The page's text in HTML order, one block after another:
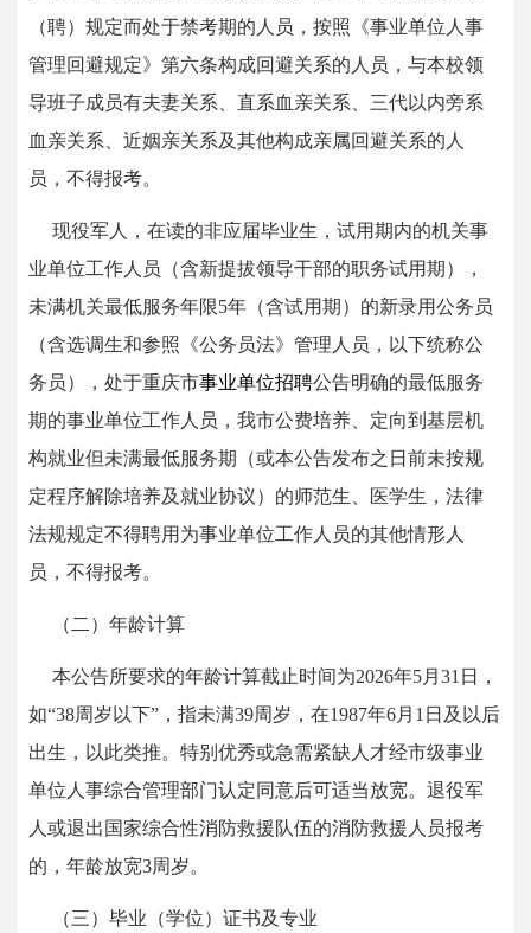
（聘）规定而处于禁考期的人员，按照《事业单位人事
管理回避规定》第六条构成回避关系的人员，与本校领
导班子成员有夫妻关系、直系血亲关系、三代以内旁系
血亲关系、近姻亲关系及其他构成亲属回避关系的人
员，不得报考。
现役军人，在读的非应届毕业生，试用期内的机关事
业单位工作人员（含新提拔领导干部的职务试用期），
未满机关最低服务年限5年（含试用期）的新录用公务员
（含选调生和参照《公务员法》管理人员，以下统称公
务员），处于重庆市事业单位招聘公告明确的最低服务
期的事业单位工作人员，我市公费培养、定向到基层机
构就业但未满最低服务期（或本公告发布之日前未按规
定程序解除培养及就业协议）的师范生、医学生，法律
法规规定不得聘用为事业单位工作人员的其他情形人
员，不得报考。
（二）年龄计算
本公告所要求的年龄计算截止时间为2026年5月31日，
如“38周岁以下”，指未满39周岁，在1987年6月1日及以后
出生，以此类推。特别优秀或急需紧缺人才经市级事业
单位人事综合管理部门认定同意后可适当放宽。退役军
人或退出国家综合性消防救援队伍的消防救援人员报考
的，年龄放宽3周岁。
（三）毕业（学位）证书及专业